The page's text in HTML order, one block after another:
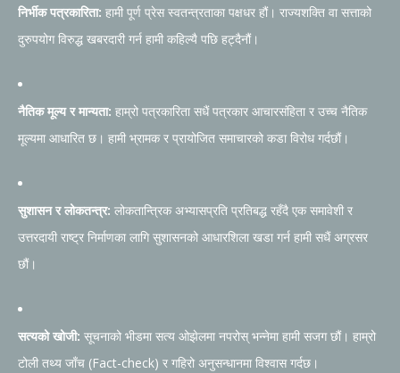
निर्भीक पत्रकारिता: हामी पूर्ण प्रेस स्वतन्त्रताका पक्षधर हौं। राज्यशक्ति वा सत्ताको
दुरुपयोग विरुद्ध खबरदारी गर्न हामी कहिल्यै पछि हट्दैनौं।
नैतिक मूल्य र मान्यता: हाम्रो पत्रकारिता सधैं पत्रकार आचारसंहिता र उच्च नैतिक
मूल्यमा आधारित छ। हामी भ्रामक र प्रायोजित समाचारको कडा विरोध गर्दछौं।
सुशासन र लोकतन्त्र: लोकतान्त्रिक अभ्यासप्रति प्रतिबद्ध रहँदै एक समावेशी र
उत्तरदायी राष्ट्र निर्माणका लागि सुशासनको आधारशिला खडा गर्न हामी सधैं अग्रसर
छौं।
सत्यको खोजी: सूचनाको भीडमा सत्य ओझेलमा नपरोस् भन्नेमा हामी सजग छौं। हाम्रो
टोली तथ्य जाँच (Fact-check) र गहिरो अनुसन्धानमा विश्वास गर्दछ।